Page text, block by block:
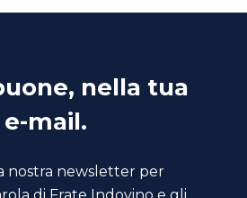
nella tua
e-mail.
nostra newsletter per